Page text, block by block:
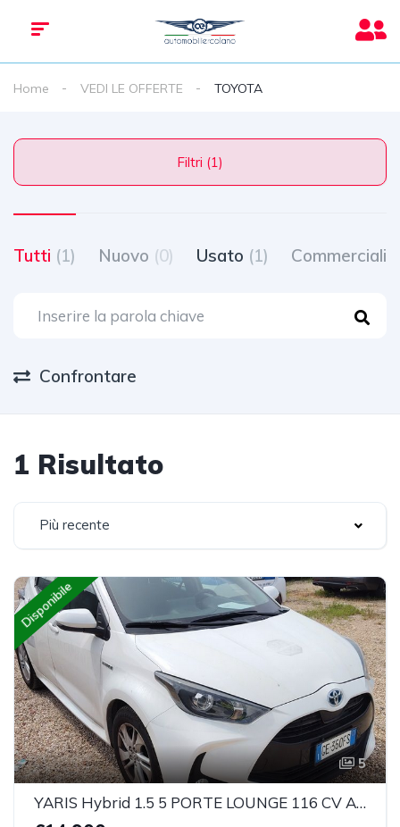
Home VEDI LE OFFERTE TOYOTA
Filtri (1)
Tutti (1) Nuovo (0) Usato (1) Commerciali
Confrontare
1 Risultato
Più recente
Disponibile
5
YARIS Hybrid 1.5 5 PORTE LOUNGE 116 CV Automatica